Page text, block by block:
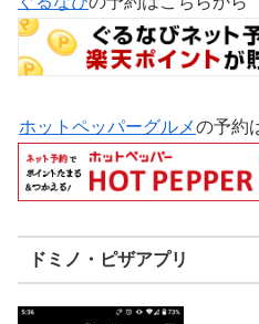
ホットペッパーグルメの予約
ドミノ・ピザアプリ